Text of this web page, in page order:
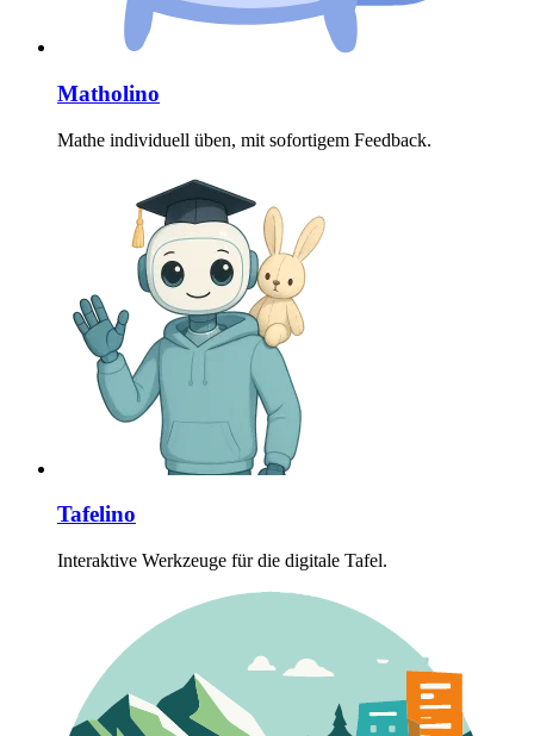
Matholino
Mathe individuell üben, mit sofortigem Feedback.
Tafelino
Interaktive Werkzeuge für die digitale Tafel.